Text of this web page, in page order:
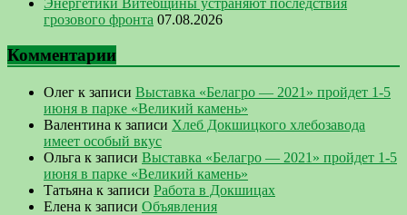
Энергетики Витебщины устраняют последствия
грозового фронта 07.08.2026
Комментарии
Олег к записи Выставка «Белагро — 2021» пройдет 1-5
июня в парке «Великий камень»
Валентина к записи Хлеб Докшицкого хлебозавода
имеет особый вкус
Ольга к записи Выставка «Белагро — 2021» пройдет 1-5
июня в парке «Великий камень»
Татьяна к записи Работа в Докшицах
Елена к записи Объявления